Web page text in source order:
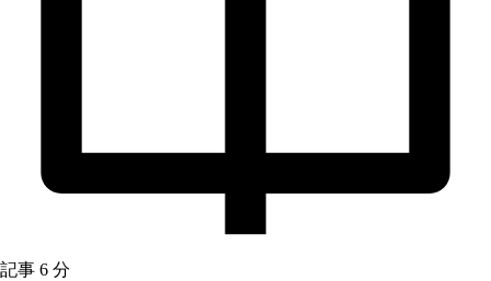
記事 6 分